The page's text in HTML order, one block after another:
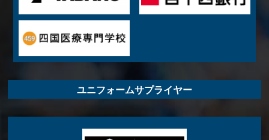
ユニフォームサプライヤー